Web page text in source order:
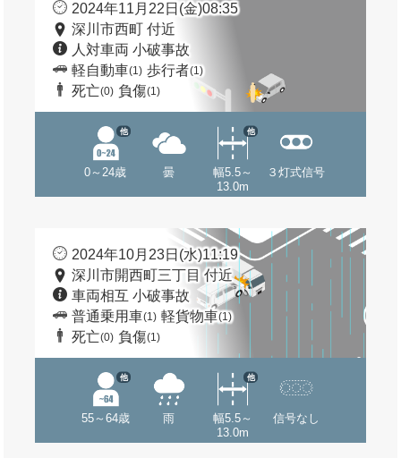
2024年11月22日(金)08:35
深川市西町 付近
人対車両 小破事故
軽自動車(1) 歩行者(1)
死亡(0) 負傷(1)
0～24歳
他
曇
幅5.5～
13.0m
他
３灯式信号
2024年10月23日(水)11:19
深川市開西町三丁目 付近
車両相互 小破事故
普通乗用車(1) 軽貨物車(1)
死亡(0) 負傷(1)
55～64歳
他
雨
幅5.5～
13.0m
他
信号なし